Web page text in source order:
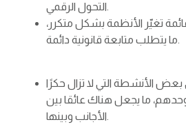
التحول الرقمي.
تغيّر الأنظمة بشكل متكرر،
ما يتطلب متابعة قانونية دائمة.
الأنشطة التي لا تزال حكرًا
ما يجعل هناك عائقا بين
الأجانب وبينها.